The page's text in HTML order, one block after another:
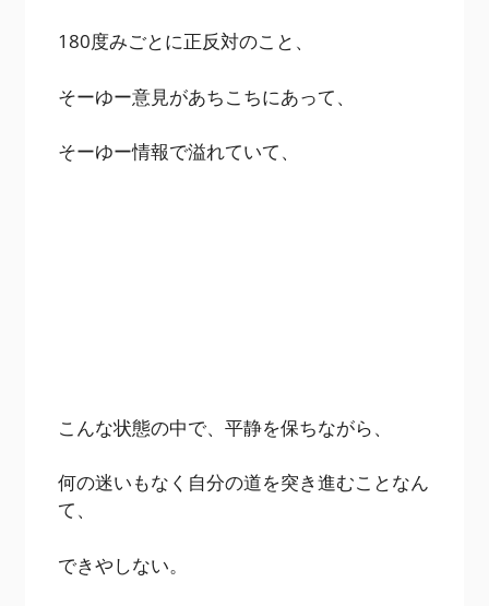
180度みごとに正反対のこと、
そーゆー意見があちこちにあって、
そーゆー情報で溢れていて、
こんな状態の中で、平静を保ちながら、
何の迷いもなく自分の道を突き進むことなん
て、
できやしない。